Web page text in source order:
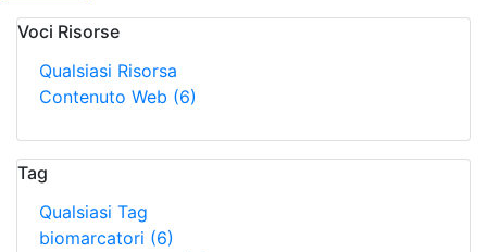
Voci Risorse
Qualsiasi Risorsa
Contenuto Web (6)
Tag
Qualsiasi Tag
biomarcatori (6)